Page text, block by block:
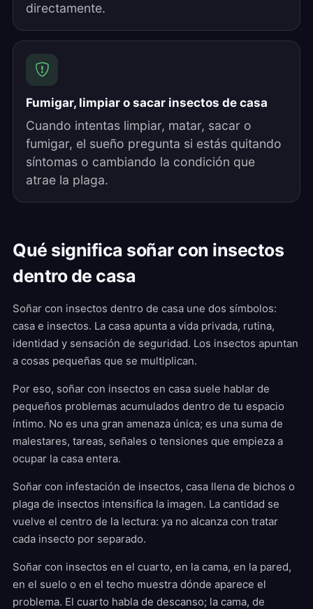
directamente.
Fumigar, limpiar o sacar insectos de casa
Cuando intentas limpiar, matar, sacar o
fumigar, el sueño pregunta si estás quitando
síntomas o cambiando la condición que
atrae la plaga.
Qué significa soñar con insectos
dentro de casa
Soñar con insectos dentro de casa une dos símbolos:
casa e insectos. La casa apunta a vida privada, rutina,
identidad y sensación de seguridad. Los insectos apuntan
a cosas pequeñas que se multiplican.
Por eso, soñar con insectos en casa suele hablar de
pequeños problemas acumulados dentro de tu espacio
íntimo. No es una gran amenaza única; es una suma de
malestares, tareas, señales o tensiones que empieza a
ocupar la casa entera.
Soñar con infestación de insectos, casa llena de bichos o
plaga de insectos intensifica la imagen. La cantidad se
vuelve el centro de la lectura: ya no alcanza con tratar
cada insecto por separado.
Soñar con insectos en el cuarto, en la cama, en la pared,
en el suelo o en el techo muestra dónde aparece el
problema. El cuarto habla de descanso; la cama, de